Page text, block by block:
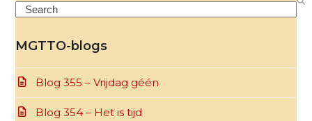
Search
MGTTO-blogs
Blog 355 – Vrijdag géén
Blog 354 – Het is tijd